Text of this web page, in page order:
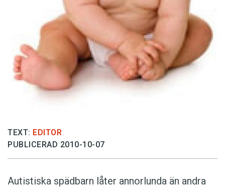
Läs Språktidningen digitalt
Press
TEXT: EDITOR
PUBLICERAD 2010-10-07
Autistiska spädbarn låter annorlunda än andra